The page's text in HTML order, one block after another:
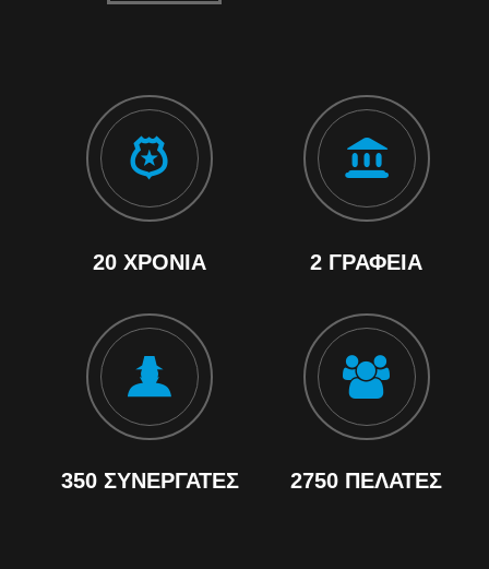
20 ΧΡΌΝΙΑ 2 ΓΡΑΦΕΊΑ
350 ΣΥΝΕΡΓΆΤΕΣ 2750 ΠΕΛΆΤΕΣ